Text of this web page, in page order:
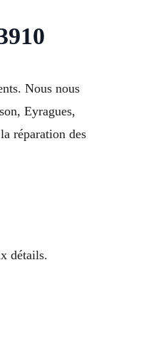
Nous nous
Eyragues,
réparation des
détails.